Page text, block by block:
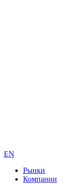
EN
Рынки
Компании